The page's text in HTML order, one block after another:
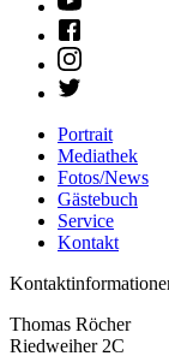
Portrait
Mediathek
Fotos/News
Gästebuch
Service
Kontakt
Thomas Röcher
Riedweiher 2C